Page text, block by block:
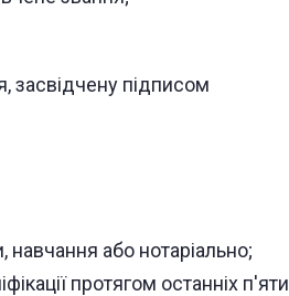
засвідчену підписом
або нотаріально;
протягом останніх п'яти